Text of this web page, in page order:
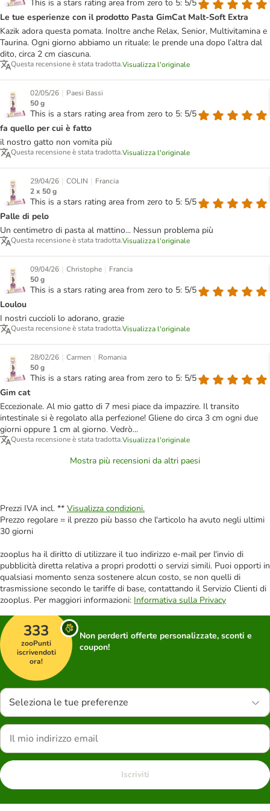
This is a stars rating area from zero to 5: 5/5
Le tue esperienze con il prodotto Pasta GimCat Malt-Soft Extra
Kazik adora questa pomata. Inoltre anche Relax, Senior, Multivitamina e
Taurina. Ogni giorno abbiamo un rituale: le prende una dopo l’altra dal
dito, circa 2 cm ciascuna.
Questa recensione è stata tradotta.Visualizza l'originale
02/05/26 | Paesi Bassi
50 g
This is a stars rating area from zero to 5: 5/5
fa quello per cui è fatto
il nostro gatto non vomita più
Questa recensione è stata tradotta.Visualizza l'originale
29/04/26 | COLIN | Francia
2 x 50 g
This is a stars rating area from zero to 5: 5/5
Palle di pelo
Un centimetro di pasta al mattino... Nessun problema più
Questa recensione è stata tradotta.Visualizza l'originale
09/04/26 | Christophe | Francia
50 g
This is a stars rating area from zero to 5: 5/5
Loulou
I nostri cuccioli lo adorano, grazie
Questa recensione è stata tradotta.Visualizza l'originale
28/02/26 | Carmen | Romania
50 g
This is a stars rating area from zero to 5: 5/5
Gim cat
Eccezionale. Al mio gatto di 7 mesi piace da impazzire. Il transito
intestinale si è regolato alla perfezione! Gliene do circa 3 cm ogni due
giorni oppure 1 cm al giorno. Vedrò...
Questa recensione è stata tradotta.Visualizza l'originale
Mostra più recensioni da altri paesi
Prezzi IVA incl. ** Visualizza condizioni.
Prezzo regolare = il prezzo più basso che l'articolo ha avuto negli ultimi
30 giorni
zooplus ha il diritto di utilizzare il tuo indirizzo e-mail per l'invio di
pubblicità diretta relativa a propri prodotti o servizi simili. Puoi opporti in
qualsiasi momento senza sostenere alcun costo, se non quelli di
trasmissione secondo le tariffe di base, contattando il Servizio Clienti di
zooplus. Per maggiori informazioni: Informativa sulla Privacy
333
zooPunti
iscrivendoti
ora!
Non perderti offerte personalizzate, sconti e
coupon!
Seleziona le tue preferenze
Iscriviti